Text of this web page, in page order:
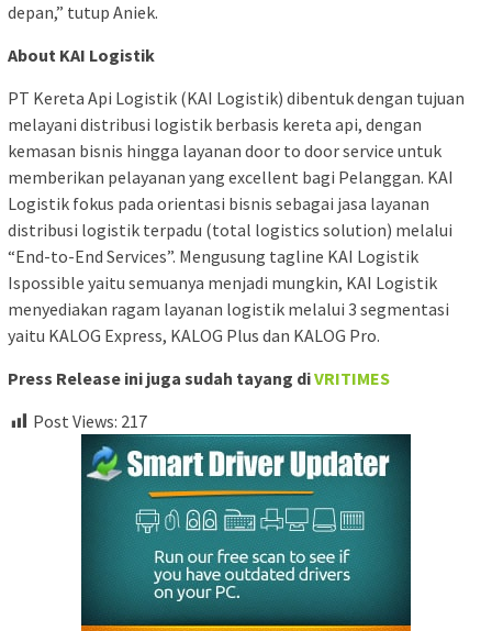
depan,” tutup Aniek.
About KAI Logistik
PT Kereta Api Logistik (KAI Logistik) dibentuk dengan tujuan
melayani distribusi logistik berbasis kereta api, dengan
kemasan bisnis hingga layanan door to door service untuk
memberikan pelayanan yang excellent bagi Pelanggan. KAI
Logistik fokus pada orientasi bisnis sebagai jasa layanan
distribusi logistik terpadu (total logistics solution) melalui
“End-to-End Services”. Mengusung tagline KAI Logistik
Ispossible yaitu semuanya menjadi mungkin, KAI Logistik
menyediakan ragam layanan logistik melalui 3 segmentasi
yaitu KALOG Express, KALOG Plus dan KALOG Pro.
Press Release ini juga sudah tayang diVRITIMES
Post Views: 217